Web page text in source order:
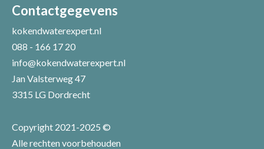
Uw naam *
Uw recensie *
Contactgegevens
kokendwaterexpert.nl
088 - 166 17 20
info@kokendwaterexpert.nl
Jan Valsterweg 47
3315 LG Dordrecht
Copyright 2021-2025 ©
Alle rechten voorbehouden